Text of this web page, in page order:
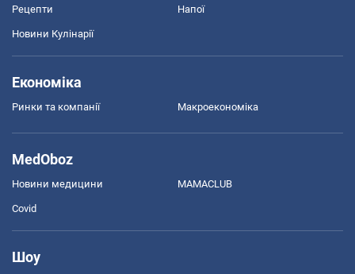
Рецепти Напої
Новини Кулінарії
Економіка
Ринки та компанії Макроекономіка
MedOboz
Новини медицини MAMACLUB
Covid
Шоу